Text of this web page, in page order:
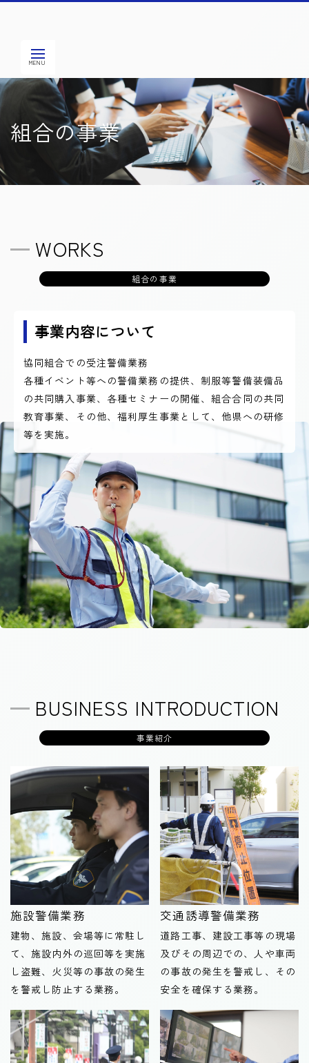
組合の事業
WORKS
組合の事業
事業内容について
協同組合での受注警備業務
各種イベント等への警備業務の提供、制服等警備装備品
の共同購入事業、各種セミナーの開催、組合合同の共同
教育事業、その他、福利厚生事業として、他県への研修
等を実施。
BUSINESS INTRODUCTION
事業紹介
施設警備業務
建物、施設、会場等に常駐し
て、施設内外の巡回等を実施
し盗難、火災等の事故の発生
を警戒し防止する業務。
交通誘導警備業務
道路工事、建設工事等の現場
及びその周辺での、人や車両
の事故の発生を警戒し、その
安全を確保する業務。